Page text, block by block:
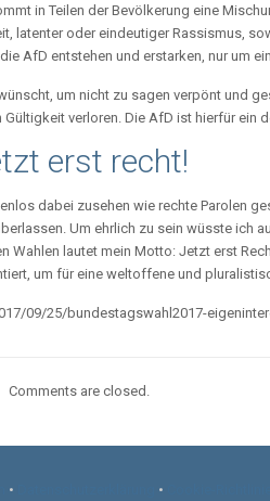
in Teilen der Bevölkerung eine
latenter oder eindeutiger Rassismus,
AfD entstehen und erstarken, nur um
um nicht zu sagen verpönt und
verloren. Die AfD ist hierfür ein
erst recht!
dabei zusehen wie rechte Parolen
Um ehrlich zu sein wüsste ich
Wahlen lautet mein Motto: Jetzt erst
um für eine weltoffene und
09/25/bundestagswahl2017-
Comments are closed.
• •